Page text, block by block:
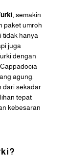
, semakin
paket umroh
tidak hanya
juga
dengan
agung.
dari sekadar
tepat
kebesaran